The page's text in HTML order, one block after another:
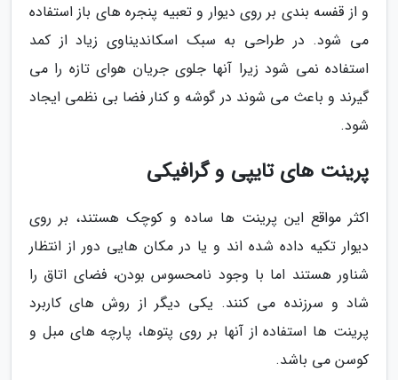
و از قفسه بندی بر روی دیوار و تعبیه پنجره های باز استفاده
می شود. در طراحی به سبک اسکاندیناوی زیاد از کمد
استفاده نمی شود زیرا آنها جلوی جریان هوای تازه را می
گیرند و باعث می شوند در گوشه و کنار فضا بی نظمی ایجاد
شود.
پرینت های تایپی و گرافیکی
اکثر مواقع این پرینت ها ساده و کوچک هستند، بر روی
دیوار تکیه داده شده اند و یا در مکان هایی دور از انتظار
شناور هستند اما با وجود نامحسوس بودن، فضای اتاق را
شاد و سرزنده می کنند. یکی دیگر از روش های کاربرد
پرینت ها استفاده از آنها بر روی پتوها، پارچه های مبل و
کوسن می باشد.